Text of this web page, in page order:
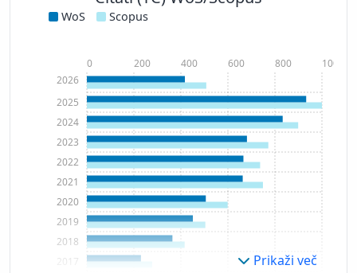
WoS Scopus
2017
2018
2019
2020
2021
2022
2023
2024
2025
2026
0 200 400 600 800 1000
Prikaži več